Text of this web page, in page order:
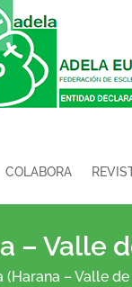
COLABORA
– Valle
(Harana – Valle